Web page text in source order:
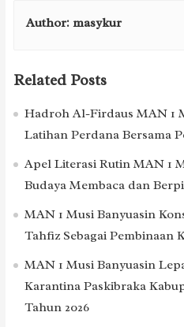
Author: masykur
Related Posts
Hadroh Al-Firdaus MAN 1
Latihan Perdana Bersama
Apel Literasi Rutin MAN 1
Budaya Membaca dan
MAN 1 Musi Banyuasin
Tahfiz Sebagai Pembinaan
MAN 1 Musi Banyuasin
Karantina Paskibraka
Tahun 2026